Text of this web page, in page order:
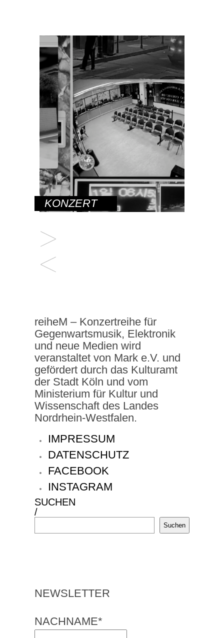
KONZERT
reiheM – Konzertreihe für
Gegenwartsmusik, Elektronik
und neue Medien wird
veranstaltet von Mark e.V. und
gefördert durch das Kulturamt
der Stadt Köln und vom
Ministerium für Kultur und
Wissenschaft des Landes
Nordrhein-Westfalen.
IMPRESSUM
DATENSCHUTZ
FACEBOOK
INSTAGRAM
SUCHEN
/
Suchen
NEWSLETTER
NACHNAME*